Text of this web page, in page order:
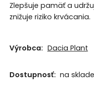
Zlepšuje pamäť a
znižuje riziko krvácania.
Výrobca: Dacia Plant
Dostupnosť: na